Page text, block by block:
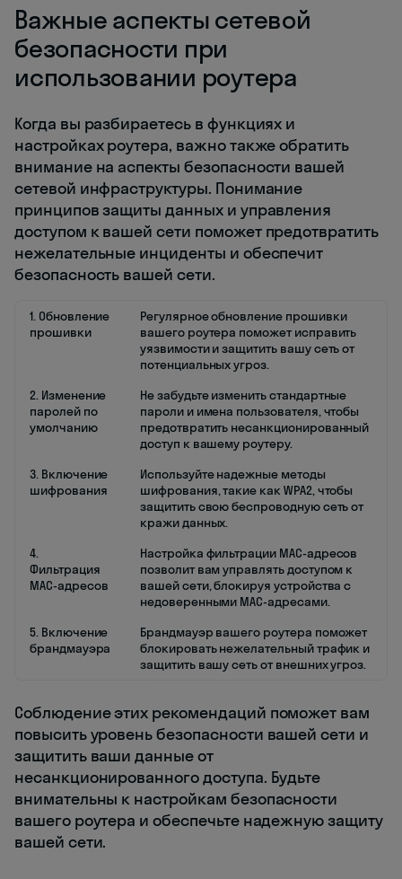
Важные аспекты сетевой
безопасности при
использовании роутера
Когда вы разбираетесь в функциях и
настройках роутера, важно также обратить
внимание на аспекты безопасности вашей
сетевой инфраструктуры. Понимание
принципов защиты данных и управления
доступом к вашей сети поможет предотвратить
нежелательные инциденты и обеспечит
безопасность вашей сети.
1. Обновление
прошивки
Регулярное обновление прошивки
вашего роутера поможет исправить
уязвимости и защитить вашу сеть от
потенциальных угроз.
2. Изменение
паролей по
умолчанию
Не забудьте изменить стандартные
пароли и имена пользователя, чтобы
предотвратить несанкционированный
доступ к вашему роутеру.
3. Включение
шифрования
Используйте надежные методы
шифрования, такие как WPA2, чтобы
защитить свою беспроводную сеть от
кражи данных.
4.
Фильтрация
MAC-адресов
Настройка фильтрации MAC-адресов
позволит вам управлять доступом к
вашей сети, блокируя устройства с
недоверенными MAC-адресами.
5. Включение
брандмауэра
Брандмауэр вашего роутера поможет
блокировать нежелательный трафик и
защитить вашу сеть от внешних угроз.
Соблюдение этих рекомендаций поможет вам
повысить уровень безопасности вашей сети и
защитить ваши данные от
несанкционированного доступа. Будьте
внимательны к настройкам безопасности
вашего роутера и обеспечьте надежную защиту
вашей сети.